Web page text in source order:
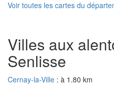
Voir toutes les cartes du
Villes aux
Senlisse
Cernay-la-Ville : à 1.80 km